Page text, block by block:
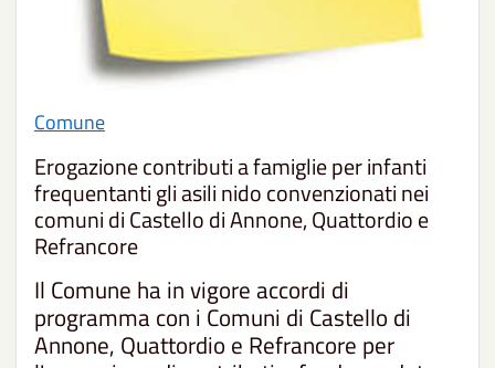
Comune
Erogazione contributi a famiglie per infanti
frequentanti gli asili nido convenzionati nei
comuni di Castello di Annone, Quattordio e
Refrancore
Il Comune ha in vigore accordi di
programma con i Comuni di Castello di
Annone, Quattordio e Refrancore per